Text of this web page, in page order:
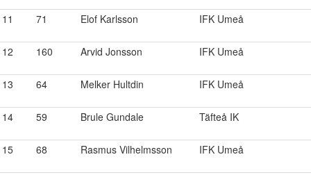
11 71 Elof Karlsson IFK Umeå
12 160 Arvid Jonsson IFK Umeå
13 64 Melker Hultdin IFK Umeå
14 59 Brule Gundale Täfteå IK
15 68 Rasmus Vilhelmsson IFK Umeå